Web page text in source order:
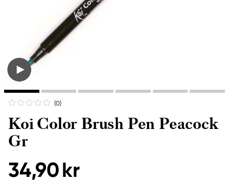
(0)
Koi Color Brush Pen Peacock
Gr
34,90 kr